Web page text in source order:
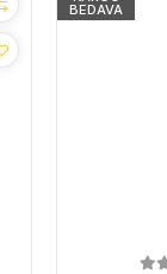
BEDAVA